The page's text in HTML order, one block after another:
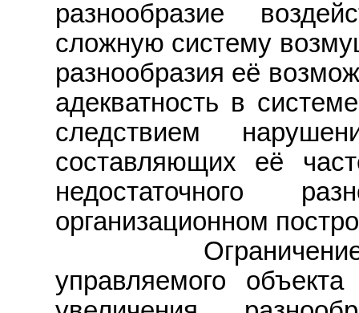
разнообразие
сложную систему
разнообразия её
адекватность в
следствием
составляющих её
недостаточного
организационном
Ограничение
управляемого